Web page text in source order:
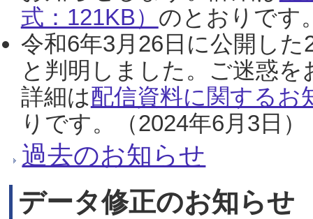
式：121KB） のとおりです
令和6年3月26日に公開し
と判明しました。ご迷惑
詳細は配信資料に関するお
りです。（2024年6月3日）
過去のお知らせ
データ修正のお知らせ